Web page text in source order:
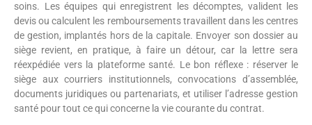
soins. Les équipes qui enregistrent les décomptes, valident les
devis ou calculent les remboursements travaillent dans les centres
de gestion, implantés hors de la capitale. Envoyer son dossier au
siège revient, en pratique, à faire un détour, car la lettre sera
réexpédiée vers la plateforme santé. Le bon réflexe : réserver le
siège aux courriers institutionnels, convocations d’assemblée,
documents juridiques ou partenariats, et utiliser l’adresse gestion
santé pour tout ce qui concerne la vie courante du contrat.